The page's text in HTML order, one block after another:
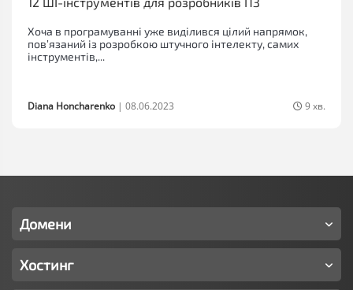
Хоча в програмуванні уже виділився цілий напрямок,
повʼязаний із розробкою штучного інтелекту, самих
інструментів,...
Diana Honcharenko | 08.06.2023 9 хв.
Домени
Хостинг